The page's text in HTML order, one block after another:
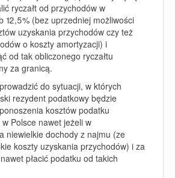
ryczałt od przychodów w
12,5% (bez uprzedniej możliwości
uzyskania przychodów czy też
o koszty amortyzacji) i
od tak obliczonego ryczałtu
za granicą.
do sytuacji, w których
rezydent podatkowy będzie
kosztów podatku
Polsce nawet jeżeli w
niewielkie dochody z najmu (ze
koszty uzyskania przychodów) i za
płacić podatku od takich